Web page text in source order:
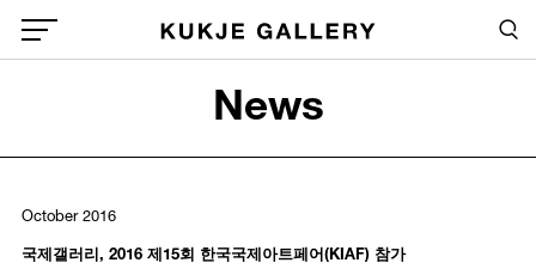
Skip to main content
Global Menu Open Button
News
October 2016
국제갤러리, 2016 제15회 한국국제아트페어(KIAF) 참가